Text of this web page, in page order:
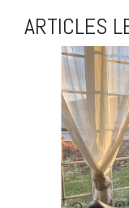
ARTICLES